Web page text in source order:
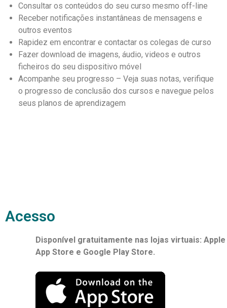
Consultar os conteúdos do seu curso mesmo off-line
Receber notificações instantâneas de mensagens e
outros eventos
Rapidez em encontrar e contactar os colegas de curso
Fazer download de imagens, áudio, videos e outros
ficheiros do seu dispositivo móvel
Acompanhe seu progresso – Veja suas notas, verifique
o progresso de conclusão dos cursos e navegue pelos
seus planos de aprendizagem
Acesso
Disponível gratuitamente nas lojas virtuais: Apple
App Store e Google Play Store.